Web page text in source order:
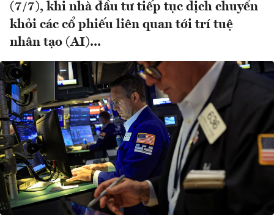
(7/7), khi nhà đầu tư tiếp tục dịch chuyển
khỏi các cổ phiếu liên quan tới trí tuệ
nhân tạo (AI)...